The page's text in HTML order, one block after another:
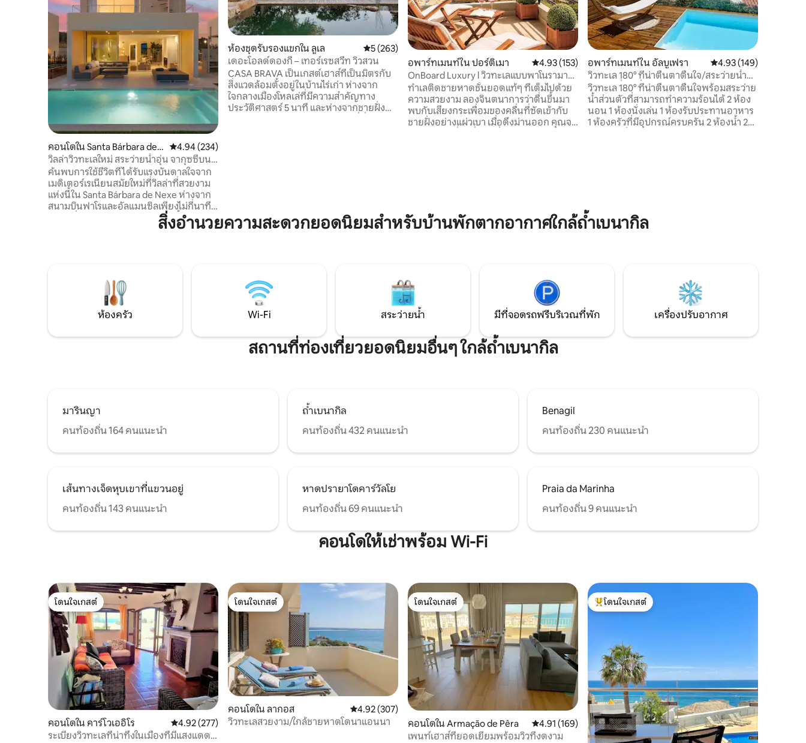
คอนโดใน Santa Bárbara de
Nexe
คะแนนเฉลี่ย 4.94 จาก 5, 234 รีวิว
4.94 (234)
วิลล่าวิวทะเลใหม่ สระว่ายน้ำอุ่น จากุซซี่บน
ดาดฟ้า
ค้นพบการใช้ชีวิตที่ได้รับแรงบันดาลใจจาก
เมดิเตอร์เรเนียนสมัยใหม่ที่วิลล่าที่สวยงาม
แห่งนี้ใน Santa Bárbara de Nexe ห่างจาก
สนามบินฟาโรและอัลแมนซิลเพียงไม่กี่นาที
สถานที่พักผ่อนอันเงียบสงบแห่งนี้มีสระว่าย
น้ำอุ่นจากุซซี่บนดาดฟ้าการใช้ชีวิตในร่ม -
ด้วยเส้นทางเดินป่า วิวชนบท และการเข้าถึง
ชายหาด สนามกอล์ฟ แหล่งช็อปปิ้ง และร้าน
อาหาร ส่งข้อความถึงเรา!
ห้องชุดรับรองแขกใน ลูเล คะแนนเฉลี่ย 5 จาก 5, 263 รีวิว
5 (263)
เดอะโอลด์ดองกี้ – เทอร์เรซสวีท วิวสวน
CASA BRAVA เป็นเกสต์เฮาส์ที่เป็นมิตรกับ
สิ่งแวดล้อมตั้งอยู่ในบ้านไร่เก่า ห่างจาก
ใจกลางเมืองโหลเล่ที่มีความสำคัญทาง
ประวัติศาสตร์ 5 นาที และห่างจากชายฝั่ง
สำหรับประสบการณ์อัลการ์ฟที่ไม่เหมือนใคร
อพาร์ทเมนท์ใน ปอร์ติเมา คะแนนเฉลี่ย 4.93 จาก 5, 153 รีวิว
4.93 (153)
OnBoard Luxury l วิวทะเลแบบพาโนรามา
ติดชายหาด
ทำเลติดชายหาดชั้นยอดแท้ๆ ที่เต็มไปด้วย
ความสวยงาม ลองจินตนาการว่าตื่นขึ้นมา
พบกับเสียงกระเพื่อมของคลื่นที่ซัดเข้ากับ
ชายฝั่งอย่างแผ่วเบา เมื่อดึงม่านออก คุณจะ
อย่างแน่นอน เรายินดีที่จะได้ต้อนรับคุณ
“On Board”
อพาร์ทเมนท์ใน อัลบูเฟรา คะแนนเฉลี่ย 4.93 จาก
4.93 (149)
วิวทะเล 180° ที่น่าตื่นตาตื่นใจ/สระว่ายน้ำ
ส่วนตัวที่มีเครื่องทำความร้อน
วิวทะเล 180° ที่น่าตื่นตาตื่นใจพร้อมสระว่าย
น้ำส่วนตัวที่สามารถทำความร้อนได้ 2 ห้อง
นอน 1 ห้องนั่งเล่น 1 ห้องรับประทานอาหาร
1 ห้องครัวที่มีอุปกรณ์ครบครัน 2 ห้องน้ำ 2
การ์เวียนทั่วไป 3 ชั้น
สิ่งอำนวยความสะดวกยอดนิยมสำหรับบ้านพักตากอากาศใกล้ถ้ำเบนากิล
ห้องครัว Wi-Fi สระว่ายน้ำ มีที่จอดรถฟรีบริเวณที่พัก เครื่องปรับอากาศ
สถานที่ท่องเที่ยวยอดนิยมอื่นๆ ใกล้ถ้ำเบนากิล
มารินญา
คนท้องถิ่น 164 คนแนะนำ
ถ้ำเบนากิล
คนท้องถิ่น 432 คนแนะนำ
Benagil
คนท้องถิ่น 230 คนแนะนำ
เส้นทางเจ็ดหุบเขาที่แขวนอยู่
คนท้องถิ่น 143 คนแนะนำ
หาดปรายาโดคาร์วัลโย
คนท้องถิ่น 69 คนแนะนำ
Praia da Marinha
คนท้องถิ่น 9 คนแนะนำ
คอนโดให้เช่าพร้อม Wi-Fi
โดนใจเกสต์
โดนใจเกสต์
คอนโดใน คาร์โวเออิโร คะแนนเฉลี่ย 4.92 จาก 5, 277 รีวิว
4.92 (277)
ระเบียงวิวทะเลที่น่าทึ่งในเมืองที่มีแสงแดดดี
โดนใจเกสต์
โดนใจเกสต์
คอนโดใน ลากอส คะแนนเฉลี่ย 4.92 จาก 5, 307 รีวิว
4.92 (307)
วิวทะเลสวยงาม/ใกล้ชายหาดโดนาแอนนา
โดนใจเกสต์
โดนใจเกสต์
คอนโดใน Armação de Pêra คะแนนเฉลี่ย 4.91 จาก 5, 169 รีวิว
4.91 (169)
เพนท์เฮาส์ที่ยอดเยี่ยมพร้อมวิวที่งดงาม
โดนใจเกสต์ที่สุด
โดนใจเกสต์